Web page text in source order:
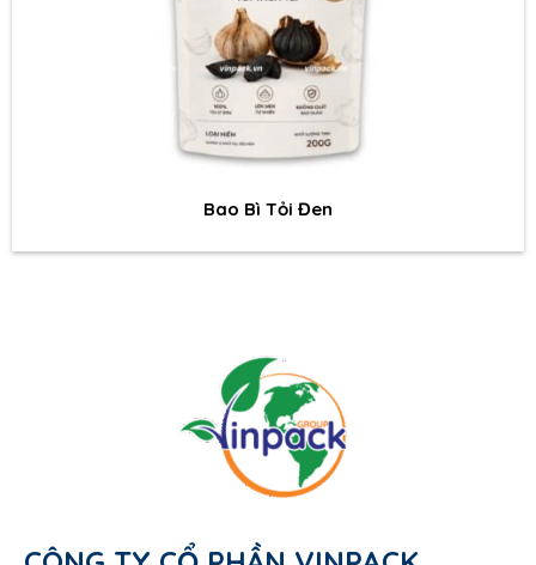
Bao Bì Tỏi Đen